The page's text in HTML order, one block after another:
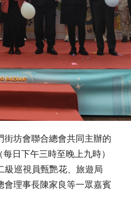
坊會聯合總會共同主辦的
日下午三時至晚上九時）
級巡視員甄艷花、旅遊局
會理事長陳家良等一眾嘉賓